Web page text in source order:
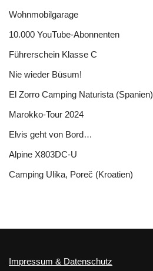
Wohnmobilgarage
10.000 YouTube-Abonnenten
Führerschein Klasse C
Nie wieder Büsum!
El Zorro Camping Naturista (Spanien)
Marokko-Tour 2024
Elvis geht von Bord…
Alpine X803DC-U
Camping Ulika, Poreč (Kroatien)
Impressum & Datenschutz